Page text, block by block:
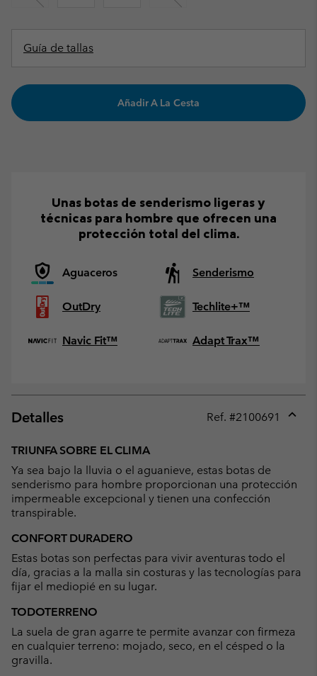
Guía de tallas
Añadir A La Cesta
Unas botas de senderismo ligeras y
técnicas para hombre que ofrecen una
protección total del clima.
Aguaceros Senderismo
OutDry Techlite+™
Navic Fit™ Adapt Trax™
Detalles Ref. #2100691
TRIUNFA SOBRE EL CLIMA
Ya sea bajo la lluvia o el aguanieve, estas botas de
senderismo para hombre proporcionan una protección
impermeable excepcional y tienen una confección
transpirable.
CONFORT DURADERO
Estas botas son perfectas para vivir aventuras todo el
día, gracias a la malla sin costuras y las tecnologías para
fijar el mediopié en su lugar.
TODOTERRENO
La suela de gran agarre te permite avanzar con firmeza
en cualquier terreno: mojado, seco, en el césped o la
gravilla.